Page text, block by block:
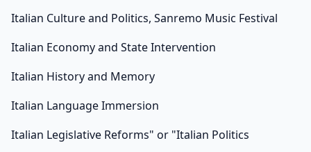
Italian Culture and Politics, Sanremo Music Festival
Italian Economy and State Intervention
Italian History and Memory
Italian Language Immersion
Italian Legislative Reforms" or "Italian Politics